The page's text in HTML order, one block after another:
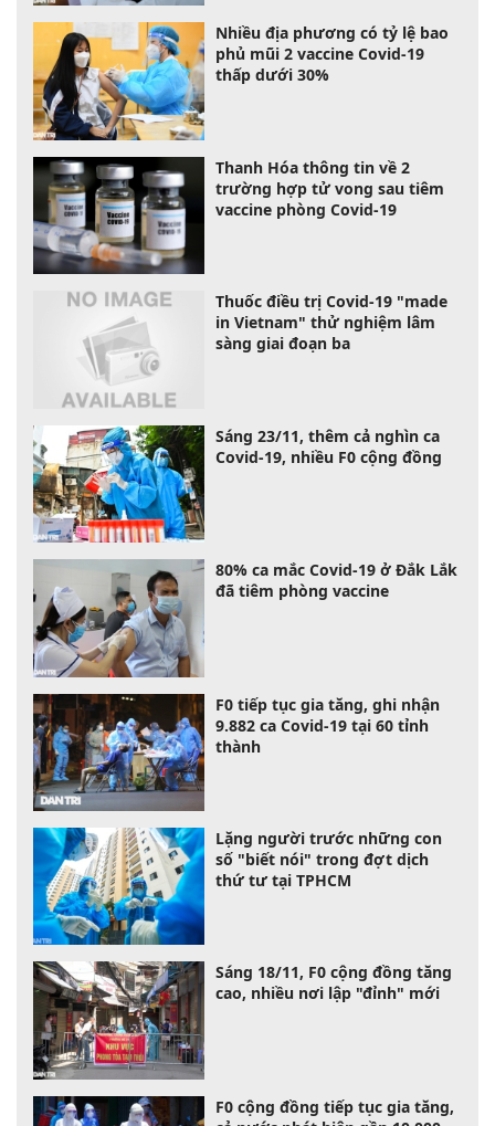
Nhiều địa phương có tỷ lệ bao
phủ mũi 2 vaccine Covid-19
thấp dưới 30%
Thanh Hóa thông tin về 2
trường hợp tử vong sau tiêm
vaccine phòng Covid-19
Thuốc điều trị Covid-19 "made
in Vietnam" thử nghiệm lâm
sàng giai đoạn ba
Sáng 23/11, thêm cả nghìn ca
Covid-19, nhiều F0 cộng đồng
80% ca mắc Covid-19 ở Đắk Lắk
đã tiêm phòng vaccine
F0 tiếp tục gia tăng, ghi nhận
9.882 ca Covid-19 tại 60 tỉnh
thành
Lặng người trước những con
số "biết nói" trong đợt dịch
thứ tư tại TPHCM
Sáng 18/11, F0 cộng đồng tăng
cao, nhiều nơi lập "đỉnh" mới
F0 cộng đồng tiếp tục gia tăng,